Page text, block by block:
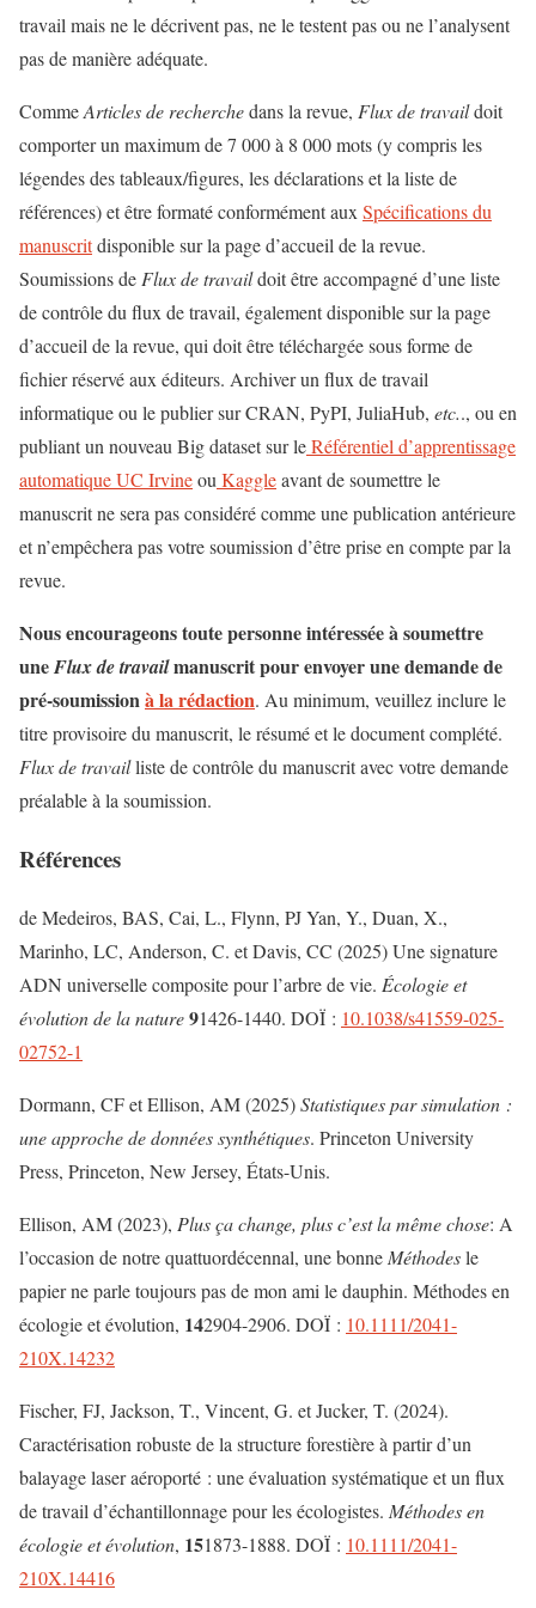
travail mais ne le décrivent pas, ne le testent pas ou ne l’analysent
pas de manière adéquate.
CommeArticles de recherchedans la revue, Flux de travaildoit
comporter un maximum de 7 000 à 8 000 mots (y compris les
légendes des tableaux/figures, les déclarations et la liste de
références) et être formaté conformément aux Spécifications du
manuscritdisponible sur la page d’accueil de la revue.
Soumissions de Flux de travaildoit être accompagné d’une liste
de contrôle du flux de travail, également disponible sur la page
d’accueil de la revue, qui doit être téléchargée sous forme de
fichier réservé aux éditeurs. Archiver un flux de travail
informatique ou le publier sur CRAN, PyPI, JuliaHub, etc.., ou en
publiant un nouveau Big dataset sur leRéférentiel d’apprentissage
automatique UC Irvineou Kaggleavant de soumettre le
manuscrit ne sera pas considéré comme une publication antérieure
et n’empêchera pas votre soumission d’être prise en compte par la
revue.
Nous encourageons toute personne intéressée à soumettre
uneFlux de travailmanuscrit pour envoyer une demande de
pré-soumissionà la rédaction. Au minimum, veuillez inclure le
titre provisoire du manuscrit, le résumé et le document complété.
Flux de travailliste de contrôle du manuscrit avec votre demande
préalable à la soumission.
Références
de Medeiros, BAS, Cai, L., Flynn, PJ Yan, Y., Duan, X.,
Marinho, LC, Anderson, C. et Davis, CC (2025) Une signature
ADN universelle composite pour l’arbre de vie. Écologie et
évolution de la nature91426-1440. DOÏ : 10.1038/s41559-025-
02752-1
Dormann, CF et Ellison, AM (2025)Statistiques par simulation :
une approche de données synthétiques. Princeton University
Press, Princeton, New Jersey, États-Unis.
Ellison, AM (2023), Plus ça change, plus c’est la même chose: A
l’occasion de notre quattuordécennal, une bonne Méthodesle
papier ne parle toujours pas de mon ami le dauphin. Méthodes en
écologie et évolution, 142904-2906. DOÏ : 10.1111/2041-
210X.14232
Fischer, FJ, Jackson, T., Vincent, G. et Jucker, T. (2024).
Caractérisation robuste de la structure forestière à partir d’un
balayage laser aéroporté : une évaluation systématique et un flux
de travail d’échantillonnage pour les écologistes. Méthodes en
écologie et évolution, 151873-1888. DOÏ : 10.1111/2041-
210X.14416